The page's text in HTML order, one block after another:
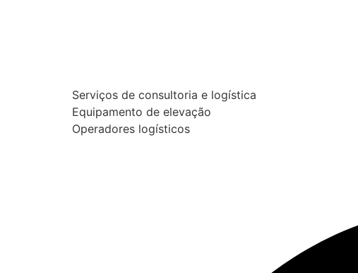
Serviços de consultoria e logística
Equipamento de elevação
Operadores logísticos